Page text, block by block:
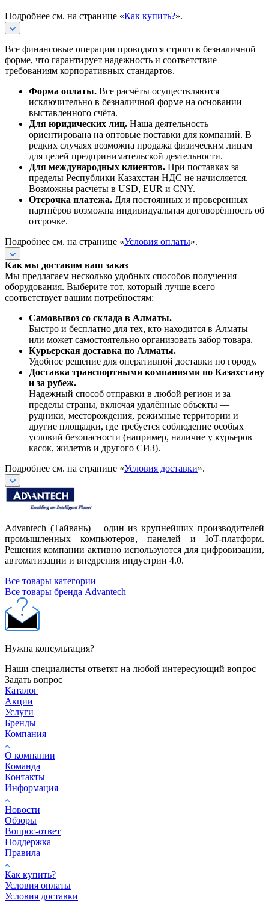
Подробнее см. на странице «Как купить?».
Все финансовые операции проводятся строго в безналичной
форме, что гарантирует надежность и соответствие
требованиям корпоративных стандартов.
Форма оплаты. Все расчёты осуществляются
исключительно в безналичной форме на основании
выставленного счёта.
Для юридических лиц. Наша деятельность
ориентирована на оптовые поставки для компаний. В
редких случаях возможна продажа физическим лицам
для целей предпринимательской деятельности.
Для международных клиентов. При поставках за
пределы Республики Казахстан НДС не начисляется.
Возможны расчёты в USD, EUR и CNY.
Отсрочка платежа. Для постоянных и проверенных
партнёров возможна индивидуальная договорённость об
отсрочке.
Подробнее см. на странице «Условия оплаты».
Как мы доставим ваш заказ
Мы предлагаем несколько удобных способов получения
оборудования. Выберите тот, который лучше всего
соответствует вашим потребностям:
Самовывоз со склада в Алматы.
Быстро и бесплатно для тех, кто находится в Алматы
или может самостоятельно организовать забор товара.
Курьерская доставка по Алматы.
Удобное решение для оперативной доставки по городу.
Доставка транспортными компаниями по Казахстану
и за рубеж.
Надежный способ отправки в любой регион и за
пределы страны, включая удалённые объекты —
рудники, месторождения, режимные территории и
другие площадки, где требуется соблюдение особых
условий безопасности (например, наличие у курьеров
касок, жилетов и другого СИЗ).
Подробнее см. на странице «Условия доставки».
Advantech (Тайвань) – один из крупнейших производителей
промышленных компьютеров, панелей и IoT-платформ.
Решения компании активно используются для цифровизации,
автоматизации и внедрения индустрии 4.0.
Все товары категории
Все товары бренда Advantech
Нужна консультация?
Наши специалисты ответят на любой интересующий вопрос
Задать вопрос
Каталог
Акции
Услуги
Бренды
Компания
О компании
Команда
Контакты
Информация
Новости
Обзоры
Вопрос-ответ
Поддержка
Правила
Как купить?
Условия оплаты
Условия доставки